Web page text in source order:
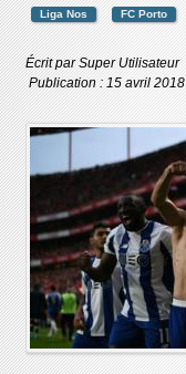
Liga Nos FC Porto
Écrit parSuper Utilisateur
Publication : 15 avril 2018